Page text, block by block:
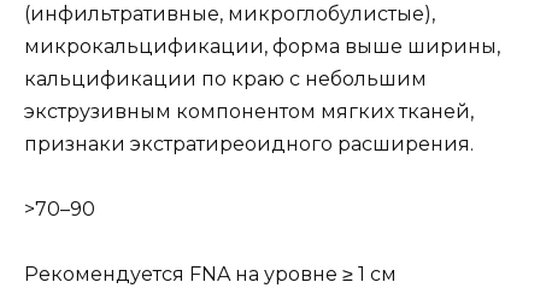
(инфильтративные, микроглобулистые),
микрокальцификации, форма выше ширины,
кальцификации по краю с небольшим
экструзивным компонентом мягких тканей,
признаки экстратиреоидного расширения.
>70–90
Рекомендуется FNA на уровне ≥ 1 см